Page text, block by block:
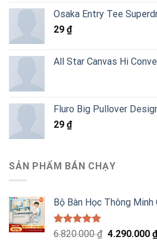
300 ₫
Osaka Entry Tee
29 ₫
All Star Canvas Hi
Fluro Big Pullover
29 ₫
SẢN PHẨM BÁN CHẠY
Bộ Bàn Học Thông Minh
Được xếp
6.820.000₫ Giá
4.290.000 ₫